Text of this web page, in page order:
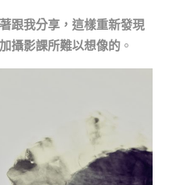
跟我分享，這樣重新發現
攝影課所難以想像的。